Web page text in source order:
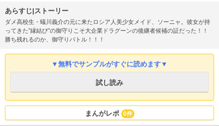
あらすじ|ストーリー
ダメ高校生・蟻川義介の元に来たロシア人美少女メイド、ソーニャ。彼女が持
ってきた”縁結び”の御守りこそ大企業ドラグーンの後継者候補の証だった！！
勝ち残れるのか、御守りバトル！！！
▼無料でサンプルがすぐに読めます▼
試し読み
まんがレポ 0件